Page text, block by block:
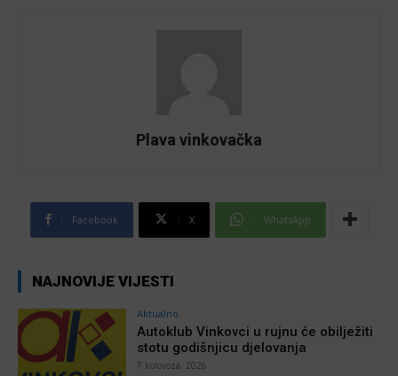
Plava vinkovačka
Facebook X WhatsApp
NAJNOVIJE VIJESTI
Aktualno
Autoklub Vinkovci u rujnu će obilježiti
stotu godišnjicu djelovanja
7 kolovoza, 2026